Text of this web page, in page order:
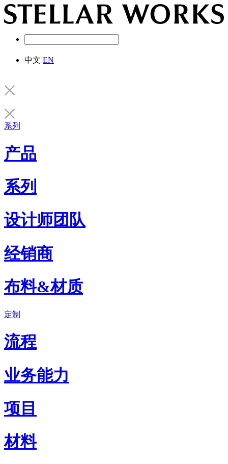
中文 EN
系列
产品
系列
设计师团队
经销商
布料&材质
定制
流程
业务能力
项目
材料